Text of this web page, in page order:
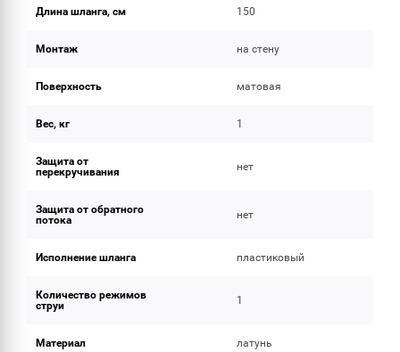
Длина шланга, см 150
Монтаж на стену
Поверхность матовая
Вес, кг 1
Защита от
перекручивания
нет
Защита от обратного
потока
нет
Исполнение шланга пластиковый
Количество режимов
струи
1
Материал латунь